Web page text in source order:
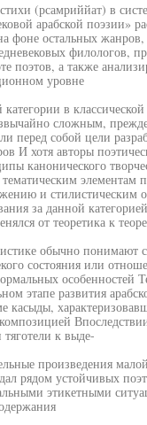
(рсамриййат) в
арабской поэзии»
фоне остальных жанров,
филологов,
поэтов, а также
уровне
в
сложным,
перед собой цели
И хотя авторы
канонического
элементам
и стилистическим
за данной
от теоретика к
обычно понимают
состояния или
особенностей
этапе развития
касыды,
тяготели к выде-
произведения
рядом устойчивых
этикетными